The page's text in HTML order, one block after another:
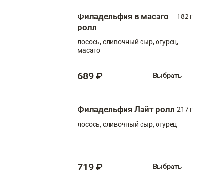
Филадельфия в масаго
ролл
182 г
лосось, сливочный сыр, огурец,
масаго
689 ₽ Выбрать
Филадельфия Лайт ролл 217 г
лосось, сливочный сыр, огурец
719 ₽ Выбрать